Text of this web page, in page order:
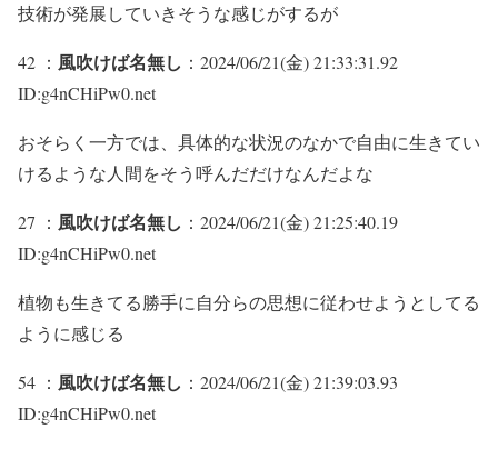
技術が発展していきそうな感じがするが
42 ： 風吹けば名無し ：2024/06/21(金) 21:33:31.92
ID:g4nCHiPw0.net
おそらく一方では、具体的な状況のなかで自由に生きてい
けるような人間をそう呼んだだけなんだよな
27 ： 風吹けば名無し ：2024/06/21(金) 21:25:40.19
ID:g4nCHiPw0.net
植物も生きてる勝手に自分らの思想に従わせようとしてる
ように感じる
54 ： 風吹けば名無し ：2024/06/21(金) 21:39:03.93
ID:g4nCHiPw0.net